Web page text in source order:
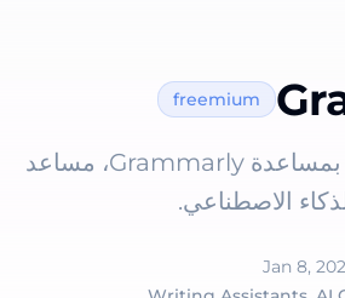
freemium
اكتب بوضوح وثقة بمساعدة Grammarly، مساعد
الاصطناعي.
Jan 8,